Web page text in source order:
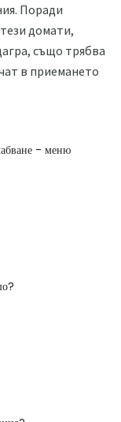
Поради
домати,
също трябва
в приемането
- меню